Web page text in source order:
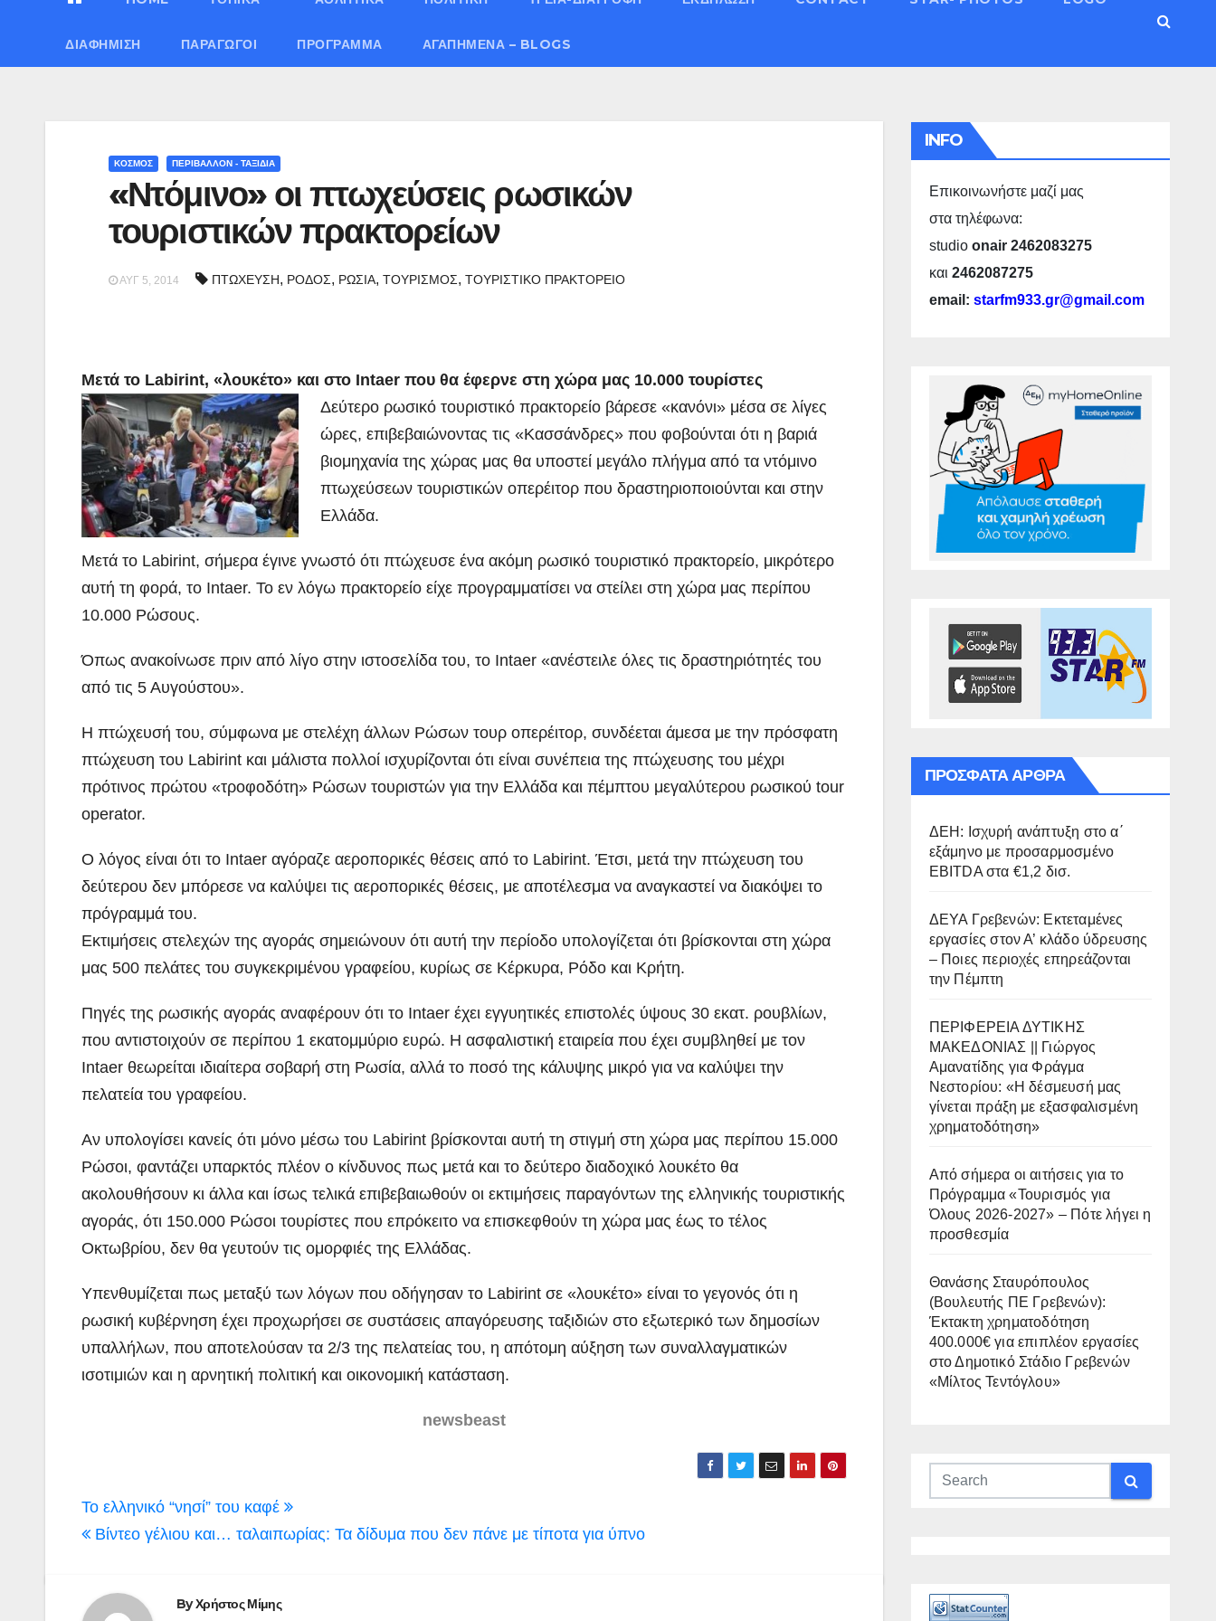
ΔΙΑΦΉΜΙΣΗ ΠΑΡΑΓΩΓΟΊ ΠΡΌΓΡΑΜΜΑ ΑΓΑΠΗΜΈΝΑ – BLOGS
ΚΟΣΜΟΣ ΠΕΡΙΒΑΛΛΟΝ - ΤΑΞΙΔΙΑ
«Ντόμινο» οι πτωχεύσεις ρωσικών
τουριστικών πρακτορείων
ΑΥΓ 5, 2014 ΠΤΩΧΕΥΣΗ, ΡΟΔΟΣ, ΡΩΣΙΑ, ΤΟΥΡΙΣΜΟΣ, ΤΟΥΡΙΣΤΙΚΟ ΠΡΑΚΤΟΡΕΙΟ
Μετά το Labirint, «λουκέτο» και στο Intaer που θα έφερνε στη χώρα μας 10.000 τουρίστες
Δεύτερο ρωσικό τουριστικό πρακτορείο βάρεσε «κανόνι» μέσα σε λίγες
ώρες, επιβεβαιώνοντας τις «Κασσάνδρες» που φοβούνται ότι η βαριά
βιομηχανία της χώρας μας θα υποστεί μεγάλο πλήγμα από τα ντόμινο
πτωχεύσεων τουριστικών οπερέιτορ που δραστηριοποιούνται και στην
Ελλάδα.
Μετά το Labirint, σήμερα έγινε γνωστό ότι πτώχευσε ένα ακόμη ρωσικό τουριστικό πρακτορείο, μικρότερο
αυτή τη φορά, το Intaer. Το εν λόγω πρακτορείο είχε προγραμματίσει να στείλει στη χώρα μας περίπου
10.000 Ρώσους.
Όπως ανακοίνωσε πριν από λίγο στην ιστοσελίδα του, το Intaer «ανέστειλε όλες τις δραστηριότητές του
από τις 5 Αυγούστου».
Η πτώχευσή του, σύμφωνα με στελέχη άλλων Ρώσων τουρ οπερέιτορ, συνδέεται άμεσα με την πρόσφατη
πτώχευση του Labirint και μάλιστα πολλοί ισχυρίζονται ότι είναι συνέπεια της πτώχευσης του μέχρι
πρότινος πρώτου «τροφοδότη» Ρώσων τουριστών για την Ελλάδα και πέμπτου μεγαλύτερου ρωσικού tour
operator.
Ο λόγος είναι ότι το Intaer αγόραζε αεροπορικές θέσεις από το Labirint. Έτσι, μετά την πτώχευση του
δεύτερου δεν μπόρεσε να καλύψει τις αεροπορικές θέσεις, με αποτέλεσμα να αναγκαστεί να διακόψει το
πρόγραμμά του.
Εκτιμήσεις στελεχών της αγοράς σημειώνουν ότι αυτή την περίοδο υπολογίζεται ότι βρίσκονται στη χώρα
μας 500 πελάτες του συγκεκριμένου γραφείου, κυρίως σε Κέρκυρα, Ρόδο και Κρήτη.
Πηγές της ρωσικής αγοράς αναφέρουν ότι το Intaer έχει εγγυητικές επιστολές ύψους 30 εκατ. ρουβλίων,
που αντιστοιχούν σε περίπου 1 εκατομμύριο ευρώ. Η ασφαλιστική εταιρεία που έχει συμβληθεί με τον
Intaer θεωρείται ιδιαίτερα σοβαρή στη Ρωσία, αλλά το ποσό της κάλυψης μικρό για να καλύψει την
πελατεία του γραφείου.
Αν υπολογίσει κανείς ότι μόνο μέσω του Labirint βρίσκονται αυτή τη στιγμή στη χώρα μας περίπου 15.000
Ρώσοι, φαντάζει υπαρκτός πλέον ο κίνδυνος πως μετά και το δεύτερο διαδοχικό λουκέτο θα
ακολουθήσουν κι άλλα και ίσως τελικά επιβεβαιωθούν οι εκτιμήσεις παραγόντων της ελληνικής τουριστικής
αγοράς, ότι 150.000 Ρώσοι τουρίστες που επρόκειτο να επισκεφθούν τη χώρα μας έως το τέλος
Οκτωβρίου, δεν θα γευτούν τις ομορφιές της Ελλάδας.
Υπενθυμίζεται πως μεταξύ των λόγων που οδήγησαν το Labirint σε «λουκέτο» είναι το γεγονός ότι η
ρωσική κυβέρνηση έχει προχωρήσει σε συστάσεις απαγόρευσης ταξιδιών στο εξωτερικό των δημοσίων
υπαλλήλων, που αποτελούσαν τα 2/3 της πελατείας του, η απότομη αύξηση των συναλλαγματικών
ισοτιμιών και η αρνητική πολιτική και οικονομική κατάσταση.
newsbeast
Πλοήγηση
άρθρων
Το ελληνικό “νησί” του καφέ
Βίντεο γέλιου και… ταλαιπωρίας: Τα δίδυμα που δεν πάνε με τίποτα για ύπνο
ByΧρήστος Μίμης
INFO
Επικοινωνήστε μαζί μας
στα τηλέφωνα:
studio onair 2462083275
και 2462087275
email: starfm933.gr@gmail.com
ΠΡΌΣΦΑΤΑ ΆΡΘΡΑ
ΔΕΗ: Ισχυρή ανάπτυξη στο α΄
εξάμηνο με προσαρμοσμένο
EBITDA στα €1,2 δισ.
ΔΕΥΑ Γρεβενών: Εκτεταμένες
εργασίες στον Α’ κλάδο ύδρευσης
– Ποιες περιοχές επηρεάζονται
την Πέμπτη
ΠΕΡΙΦΕΡΕΙΑ ΔΥΤΙΚΗΣ
ΜΑΚΕΔΟΝΙΑΣ || Γιώργος
Αμανατίδης για Φράγμα
Νεστορίου: «Η δέσμευσή μας
γίνεται πράξη με εξασφαλισμένη
χρηματοδότηση»
Από σήμερα οι αιτήσεις για το
Πρόγραμμα «Τουρισμός για
Όλους 2026-2027» – Πότε λήγει η
προσθεσμία
Θανάσης Σταυρόπουλος
(Βουλευτής ΠΕ Γρεβενών):
Έκτακτη χρηματοδότηση
400.000€ για επιπλέον εργασίες
στο Δημοτικό Στάδιο Γρεβενών
«Μίλτος Τεντόγλου»